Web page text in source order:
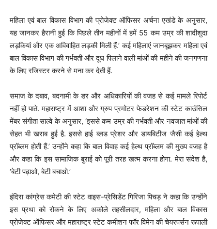
महिला एवं बाल विकास विभाग की प्रोजेक्ट ऑफिसर अर्चना एखंडे के अनुसार,
यह जानकर हैरानी हुई कि पिछले तीन महीनों में हमें 55 कम उम्र की शादीशुदा
लड़कियां और एक अविवाहित लड़की मिली हैं.’ कई महिलाएं जानबूझकर महिला एवं
बाल विकास विभाग की गर्भवती और दूध पिलाने वाली मांओं की महीने की जनगणना
के लिए रजिस्टर करने से मना कर देती हैं.
समाज के दबाव, बदनामी के डर और अधिकारियों की वजह से कई मामले रिपोर्ट
नहीं हो पाते. महाराष्ट्र में आशा और ग्रुप प्रमोटर फेडरेशन की स्टेट काउंसिल
मेंबर संगीता साल्वे के अनुसार, ‘इससे कम उम्र की गर्भवती और नवजात मांओं की
सेहत भी खराब हुई है. इससे हाई ब्लड प्रेशर और डायबिटीज जैसी कई हेल्थ
प्रॉब्लम होती हैं.’ उन्होंने कहा कि बाल विवाह कई हेल्थ प्रॉब्लम की मुख्य वजह है
और कहा कि इस सामाजिक बुराई को पूरी तरह खत्म करना होगा. मेरा संदेश है,
‘बेटी पढ़ाओ, बेटी बचाओ.’
इंदिरा कांग्रेस कमेटी की स्टेट वाइस-प्रेसिडेंट गिरिजा पिचड़ ने कहा कि उन्होंने
इस प्रथा को रोकने के लिए अकोले तहसीलदार, महिला और बाल विकास
प्रोजेक्ट ऑफिसर और महाराष्ट्र स्टेट कमीशन फॉर विमेन की चेयरपर्सन रूपाली